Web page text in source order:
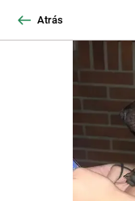
Atrás